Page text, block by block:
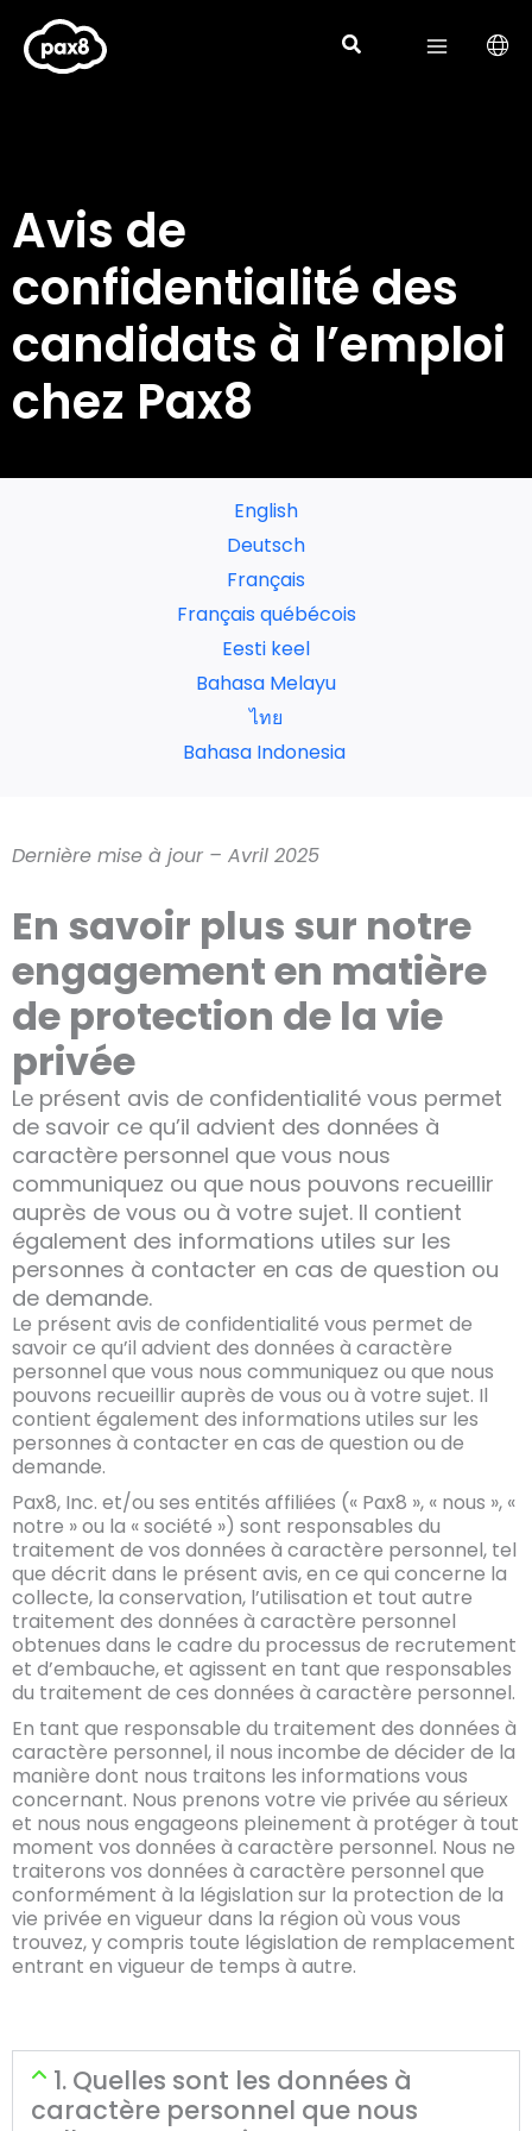
content
Avis de
confidentialité des
candidats à l’emploi
chez Pax8
English
Deutsch
Français
Français québécois
Eesti keel
Bahasa Melayu
ไทย
Bahasa Indonesia
Dernière mise à jour – Avril 2025
En savoir plus sur notre
engagement en matière
de protection de la vie
privée
Le présent avis de confidentialité vous permet
de savoir ce qu’il advient des données à
caractère personnel que vous nous
communiquez ou que nous pouvons recueillir
auprès de vous ou à votre sujet. Il contient
également des informations utiles sur les
personnes à contacter en cas de question ou
de demande.
Le présent avis de confidentialité vous permet de
savoir ce qu’il advient des données à caractère
personnel que vous nous communiquez ou que nous
pouvons recueillir auprès de vous ou à votre sujet. Il
contient également des informations utiles sur les
personnes à contacter en cas de question ou de
demande.
Pax8, Inc. et/ou ses entités affiliées (« Pax8 », « nous », «
notre » ou la « société ») sont responsables du
traitement de vos données à caractère personnel, tel
que décrit dans le présent avis, en ce qui concerne la
collecte, la conservation, l’utilisation et tout autre
traitement des données à caractère personnel
obtenues dans le cadre du processus de recrutement
et d’embauche, et agissent en tant que responsables
du traitement de ces données à caractère personnel.
En tant que responsable du traitement des données à
caractère personnel, il nous incombe de décider de la
manière dont nous traitons les informations vous
concernant. Nous prenons votre vie privée au sérieux
et nous nous engageons pleinement à protéger à tout
moment vos données à caractère personnel. Nous ne
traiterons vos données à caractère personnel que
conformément à la législation sur la protection de la
vie privée en vigueur dans la région où vous vous
trouvez, y compris toute législation de remplacement
entrant en vigueur de temps à autre.
1. Quelles sont les données à
caractère personnel que nous